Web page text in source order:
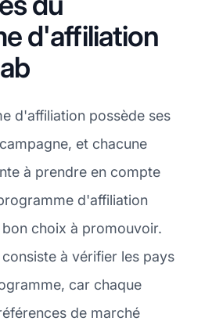
d'affiliation
d'affiliation possède ses
et chacune
à prendre en compte
d'affiliation
bon choix à promouvoir.
à vérifier les pays
car chaque
de marché